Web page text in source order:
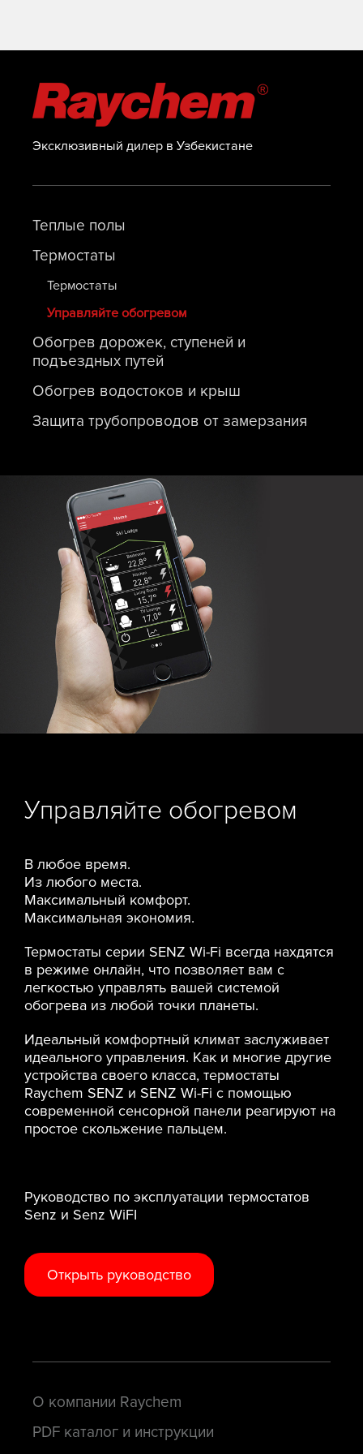
Эксклюзивный дилер в Узбекистане
Теплые полы
Термостаты
Термостаты
Управляйте обогревом
Обогрев дорожек, ступеней и
подъездных путей
Обогрев водостоков и крыш
Защита трубопроводов от замерзания
Управляйте обогревом
В любое время.
Из любого места.
Максимальный комфорт.
Максимальная экономия.
Термостаты серии SENZ Wi-Fi всегда нахдятся
в режиме онлайн, что позволяет вам с
легкостью управлять вашей системой
обогрева из любой точки планеты.
Идеальный комфортный климат заслуживает
идеального управления. Как и многие другие
устройства своего класса, термостаты
Raychem SENZ и SENZ Wi-Fi с помощью
современной сенсорной панели реагируют на
простое скольжение пальцем.
Руководство по эксплуатации термостатов
Senz и Senz WiFI
Открыть руководство
О компании Raychem
PDF каталог и инструкции